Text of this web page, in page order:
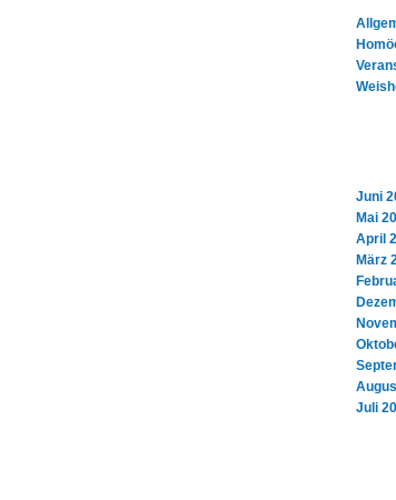
Juni
Mai
April
März
Juli